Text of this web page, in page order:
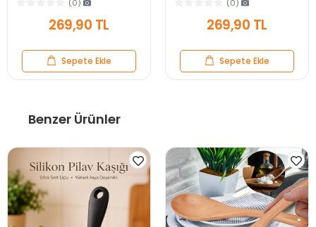
Dekoratif Yakın Ayna
(0)
269,90 TL
Sepete Ekle
Dekoratif Yakın Ayna
(0)
269,90 TL
Sepete Ekle
Benzer Ürünler